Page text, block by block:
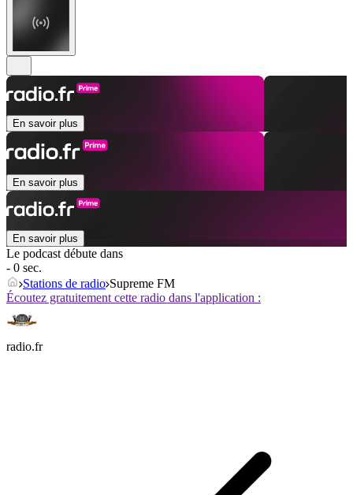
En savoir plus
En savoir plus
En savoir plus
Le podcast débute dans
- 0 sec.
Stations de radio Supreme FM
Écoutez gratuitement cette radio dans l'application :
radio.fr